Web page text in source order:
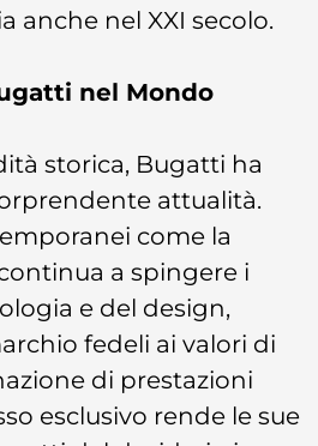
anche nel XXI secolo.
nel Mondo
storica, Bugatti ha
attualità.
come la
a spingere i
e del design,
fedeli ai valori di
di prestazioni
esclusivo rende le sue